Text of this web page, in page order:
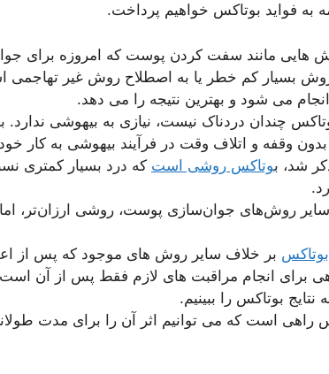
به فواید بوتاکس خواهیم پرداخت.
مانند سفت کردن پوست که امروزه برای
بسیار کم خطر یا به اصطلاح روش غیر تهاجمی
می شود و بهترین نتیجه را می دهد.
چندان دردناک نیست، نیازی به بیهوشی ندارد.
بدون وقفه و اتلاف وقت در فرآیند بیهوشی به کار
شد، بوتاکس روشی است که درد بسیار کمتری
سایر روش‌های جوان‌سازی پوست، روشی ارزان‌تر،
بوتاکس بر خلاف سایر روش های موجود که پس از
برای انجام مراقبت های لازم فقط پس از آن
نتایج بوتاکس را ببینیم.
راهی است که می توانیم اثر آن را برای مدت